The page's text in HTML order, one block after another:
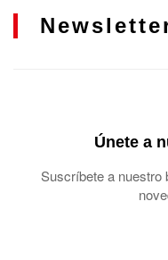
Únete a
Suscríbete a nuestro